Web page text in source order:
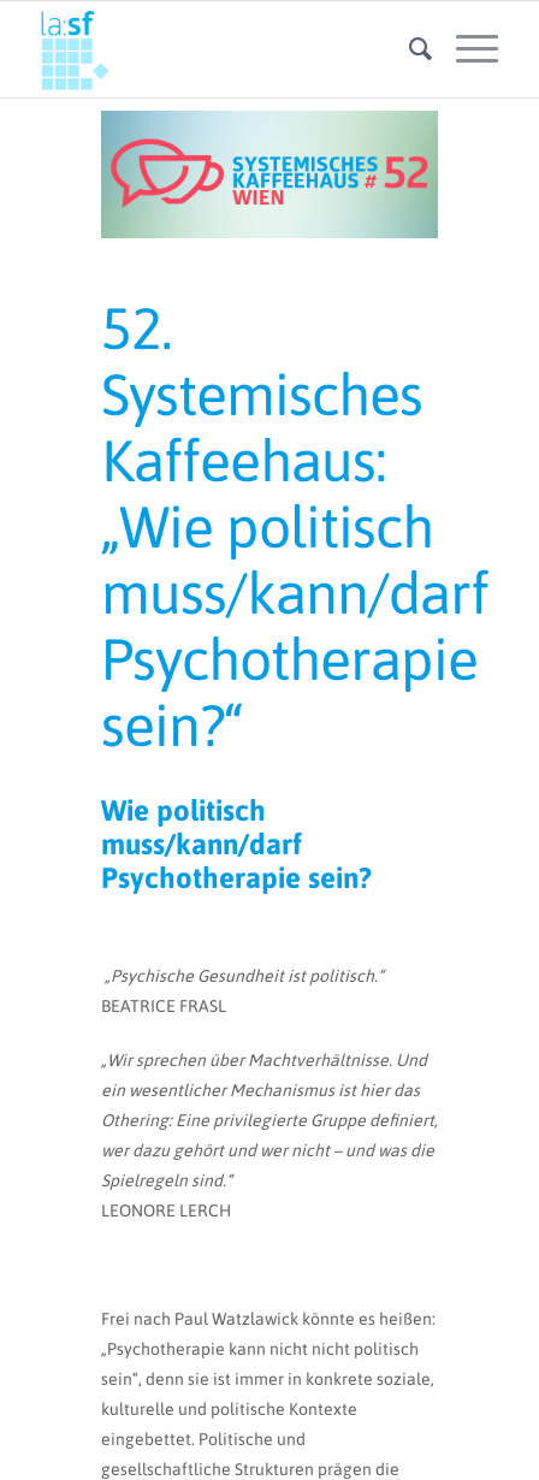
52.
Systemisches
Kaffeehaus:
„Wie politisch
muss/kann/darf
Psychotherapie
sein?“
Wie politisch
muss/kann/darf
Psychotherapie sein?
„Psychische Gesundheit ist politisch.“
BEATRICE FRASL
„Wir sprechen über Machtverhältnisse. Und
ein wesentlicher Mechanismus ist hier das
Othering: Eine privilegierte Gruppe definiert,
wer dazu gehört und wer nicht – und was die
Spielregeln sind.“
LEONORE LERCH
Frei nach Paul Watzlawick könnte es heißen:
„Psychotherapie kann nicht nicht politisch
sein“, denn sie ist immer in konkrete soziale,
kulturelle und politische Kontexte
eingebettet. Politische und
gesellschaftliche Strukturen prägen die